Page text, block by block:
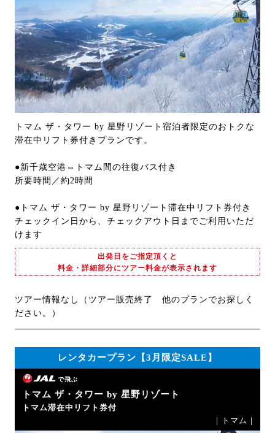
トマム ザ・タワー by 星野リゾート宿泊者限定のおトクな
滞在中リフト券付きプランです。
●新千歳空港⇔トマム間の往復バス付き
所要時間／約2時間
●トマム ザ・タワー by 星野リゾート滞在中リフト券付き
チェックイン日から、チェックアウト日までご利用いただ
けます
出発日をご指定頂くと
料金・詳細部分にツアー料金が表示されます
ツアー情報なし（ツアー販売終了 他のプランでお探しく
ださい。）
レンタカープラン【3月限定SALE】
で飛ぶ
トマム ザ・タワー by 星野リゾート
トマム滞在中リフト券付
｜トマム｜